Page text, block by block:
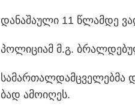
და­ნა­შა­უ­ლი 11 წლამ­დე
პო­ლი­ცი­ამ მ.გ.
სა­მარ­თალ­დამ­ცვე­ლებ­მა
ბად ამო­ი­ღეს.